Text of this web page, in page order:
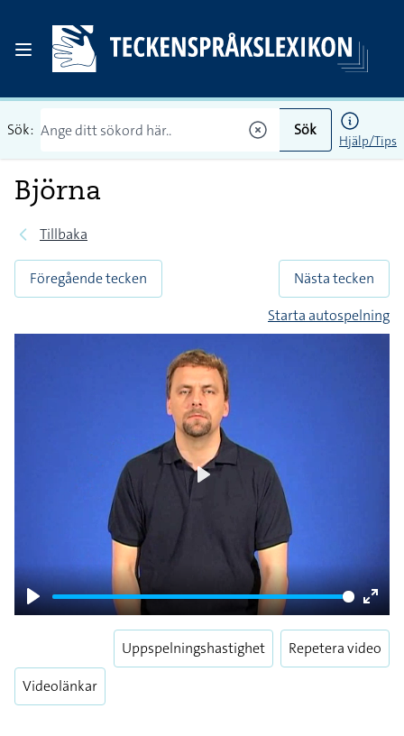
Sök: Sök
Hjälp/Tips
Björna
Tillbaka
Föregående tecken
Nästa tecken
Starta autospelning
Play
Enter
Videolänkar
Uppspelningshastighet Repetera video